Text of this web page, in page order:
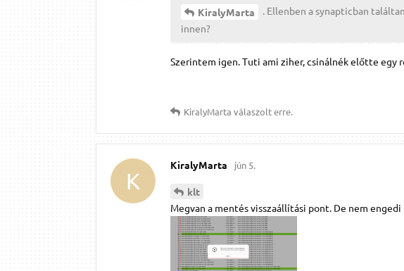
KiralyMarta
. Ellenben a synapticban
innen?
Szerintem igen. Tuti ami ziher, csinálnék előtte egy
KiralyMarta válaszolt erre.
K
KiralyMarta jún 5.
klt
Megvan a mentés visszaállítási pont. De nem